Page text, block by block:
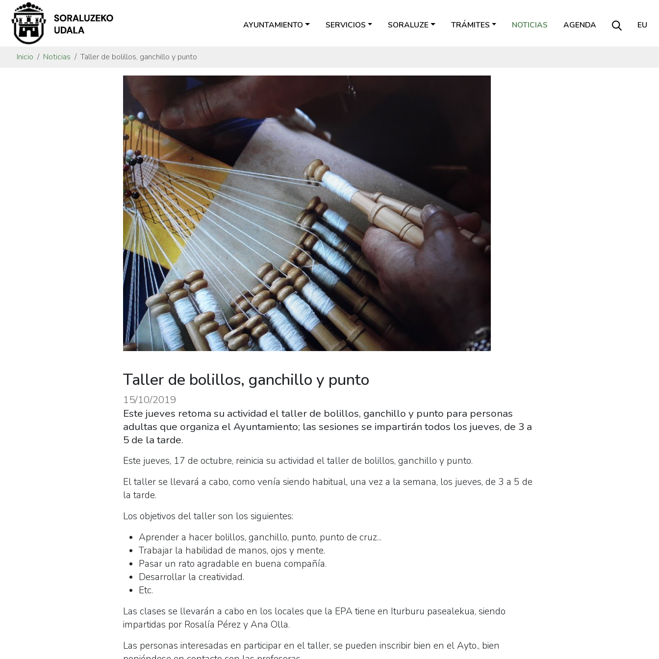
AYUNTAMIENTO SERVICIOS SORALUZE TRÁMITES NOTICIAS AGENDA EU
Inicio Noticias Taller de bolillos, ganchillo y punto
Taller de bolillos, ganchillo y punto
15/10/2019
Este jueves retoma su actividad el taller de bolillos, ganchillo y punto para personas
adultas que organiza el Ayuntamiento; las sesiones se impartirán todos los jueves, de 3 a
5 de la tarde.
Este jueves, 17 de octubre, reinicia su actividad el taller de bolillos, ganchillo y punto.
El taller se llevará a cabo, como venía siendo habitual, una vez a la semana, los jueves, de 3 a 5 de
la tarde.
Los objetivos del taller son los siguientes:
Aprender a hacer bolillos, ganchillo, punto, punto de cruz...
Trabajar la habilidad de manos, ojos y mente.
Pasar un rato agradable en buena compañía.
Desarrollar la creatividad.
Etc.
Las clases se llevarán a cabo en los locales que la EPA tiene en Iturburu pasealekua, siendo
impartidas por Rosalía Pérez y Ana Olla.
Las personas interesadas en participar en el taller, se pueden inscribir bien en el Ayto., bien